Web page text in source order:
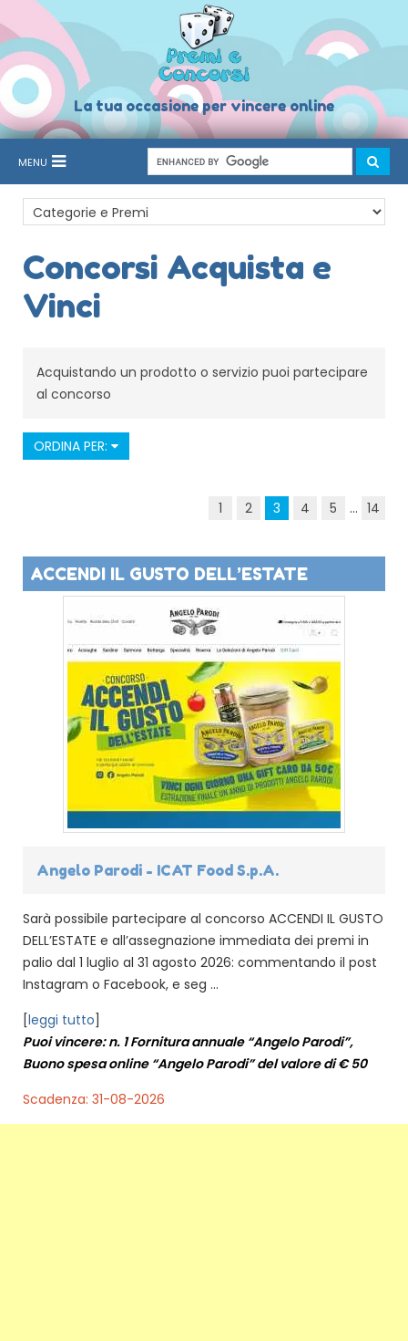
La tua occasione per vincere online
MENU
Concorsi Acquista e
Vinci
Acquistando un prodotto o servizio puoi partecipare
al concorso
ORDINA PER:
1 2 3 4 5 ... 14
ACCENDI IL GUSTO DELL’ESTATE
Angelo Parodi - ICAT Food S.p.A.
Sarà possibile partecipare al concorso ACCENDI IL GUSTO
DELL’ESTATE e all’assegnazione immediata dei premi in
palio dal 1 luglio al 31 agosto 2026: commentando il post
Instagram o Facebook, e seg ...
[leggi tutto]
Puoi vincere: n. 1 Fornitura annuale “Angelo Parodi”,
Buono spesa online “Angelo Parodi” del valore di € 50
Scadenza: 31-08-2026